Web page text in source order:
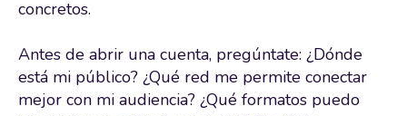
concretos.
Antes de abrir una cuenta, pregúntate: ¿Dónde
está mi público? ¿Qué red me permite conectar
mejor con mi audiencia? ¿Qué formatos puedo